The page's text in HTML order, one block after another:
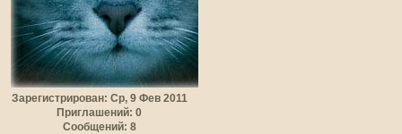
Зарегистрирован: Ср, 9 Фев 2011
Приглашений: 0
Сообщений: 8